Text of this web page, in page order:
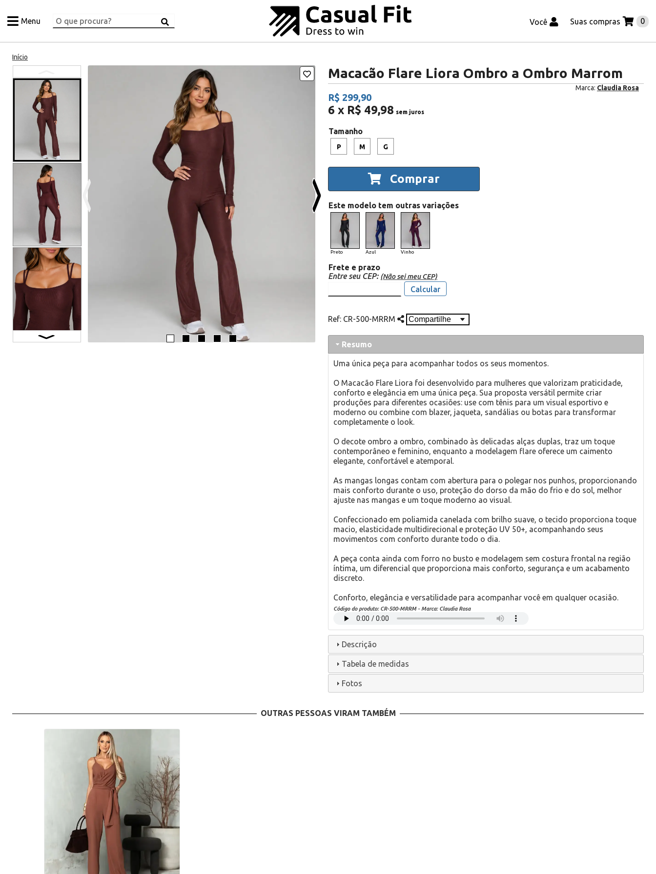
Menu Você Suas compras 0
Início
Macacão Flare Liora Ombro a Ombro Marrom
Marca: Claudia Rosa
R$ 299,90
6 x R$ 49,98 sem juros
Tamanho
P M G
Comprar
Este modelo tem outras variações
Preto Azul Vinho
Frete e prazo
Entre seu CEP: (Não sei meu CEP)
Calcular
Ref: CR-500-MRRM
Resumo
Uma única peça para acompanhar todos os seus momentos.
O Macacão Flare Liora foi desenvolvido para mulheres que valorizam praticidade,
conforto e elegância em uma única peça. Sua proposta versátil permite criar
produções para diferentes ocasiões: use com tênis para um visual esportivo e
moderno ou combine com blazer, jaqueta, sandálias ou botas para transformar
completamente o look.
O decote ombro a ombro, combinado às delicadas alças duplas, traz um toque
contemporâneo e feminino, enquanto a modelagem flare oferece um caimento
elegante, confortável e atemporal.
As mangas longas contam com abertura para o polegar nos punhos, proporcionando
mais conforto durante o uso, proteção do dorso da mão do frio e do sol, melhor
ajuste nas mangas e um toque moderno ao visual.
Confeccionado em poliamida canelada com brilho suave, o tecido proporciona toque
macio, elasticidade multidirecional e proteção UV 50+, acompanhando seus
movimentos com conforto durante todo o dia.
A peça conta ainda com forro no busto e modelagem sem costura frontal na região
íntima, um diferencial que proporciona mais conforto, segurança e um acabamento
discreto.
Conforto, elegância e versatilidade para acompanhar você em qualquer ocasião.
Código do produto: CR-500-MRRM - Marca: Claudia Rosa
Descrição
Tabela de medidas
Fotos
OUTRAS PESSOAS VIRAM TAMBÉM